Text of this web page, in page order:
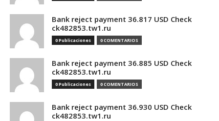
Bank reject payment 36.817 USD Check
ck482853.tw1.ru
0 Publicaciones 0 COMENTARIOS
Bank reject payment 36.885 USD Check
ck482853.tw1.ru
0 Publicaciones 0 COMENTARIOS
Bank reject payment 36.930 USD Check
ck482853.tw1.ru